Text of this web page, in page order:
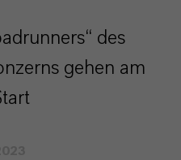
des
gehen am